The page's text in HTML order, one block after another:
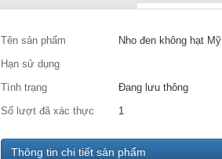
Tên sản phẩm
Nho đen không hạt Mỹ
Hạn sử dụng
Tình trạng
Đang lưu thông
Số lượt đã xác thực
1
Thông tin chi tiết sản phẩm